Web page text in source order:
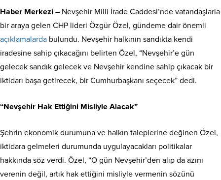
Haber Merkezi – Nevşehir Milli İrade Caddesi’nde vatandaşlarla
bir araya gelen CHP lideri Özgür Özel, gündeme dair önemli
açıklamalarda bulundu. Nevşehir halkının sandıkta kendi
iradesine sahip çıkacağını belirten Özel, “Nevşehir’e gün
gelecek sandık gelecek ve Nevşehir kendine sahip çıkacak bir
iktidarı başa getirecek, bir Cumhurbaşkanı seçecek” dedi.
“Nevşehir Hak Ettiğini Misliyle Alacak”
Şehrin ekonomik durumuna ve halkın taleplerine değinen Özel,
iktidara gelmeleri durumunda uygulayacakları politikalar
hakkında söz verdi. Özel, “O gün Nevşehir’den alıp da azını
verenin değil, artık hak ettiğini misliyle vermenin sözünü